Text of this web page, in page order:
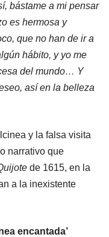
bástame a mi pensar
es hermosa y
que no han de ir a
hábito, y yo me
del mundo… Y
así en la belleza
y la falsa visita
narrativo que
de 1615, en la
a la inexistente
encantada’